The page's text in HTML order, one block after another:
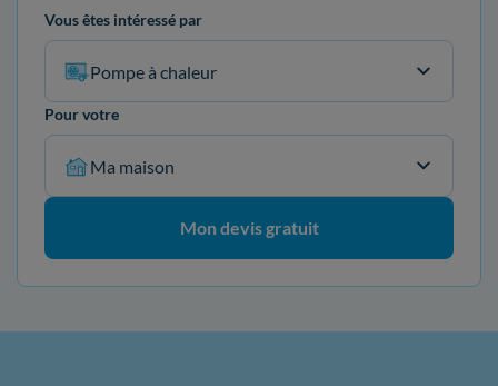
Vous êtes intéressé par
Pompe à chaleur
Pour votre
Ma maison
Mon devis gratuit